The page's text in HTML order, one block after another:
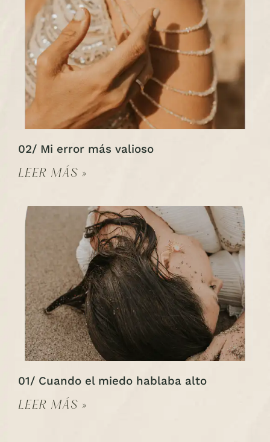
02/ Mi error más valioso
LEER MÁS »
01/ Cuando el miedo hablaba alto
LEER MÁS »